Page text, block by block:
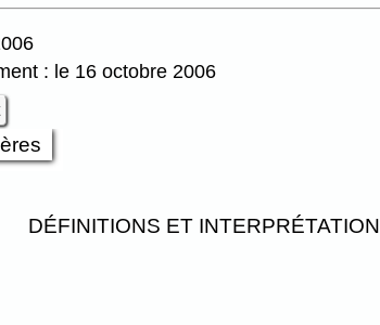
: le 16 octobre 2006
DÉFINITIONS ET INTERPRÉTATION